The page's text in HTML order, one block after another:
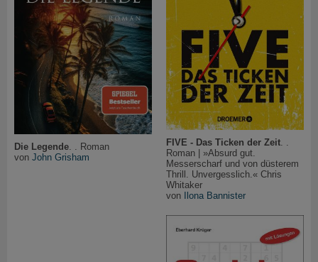
Die Legende. . Roman
von John Grisham
FIVE - Das Ticken der Zeit. .
Roman | »Absurd gut.
Messerscharf und von düsterem
Thrill. Unvergesslich.« Chris
Whitaker
von
Ilona Bannister